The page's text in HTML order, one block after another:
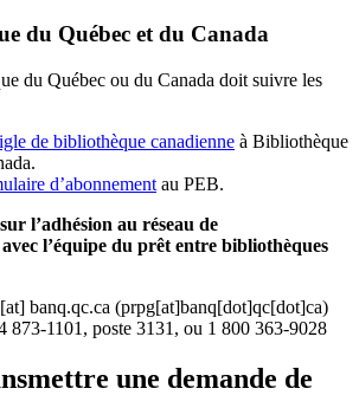
du Québec et du Canada
du Québec ou du Canada doit suivre les
de bibliothèque canadienne à Bibliothèque
d’abonnement au PEB.
l’adhésion au réseau de
l’équipe du prêt entre bibliothèques
[at] banq.qc.ca (prpg[at]banq[dot]qc[dot]ca)
873-1101, poste 3131, ou 1 800 363-9028
une demande de